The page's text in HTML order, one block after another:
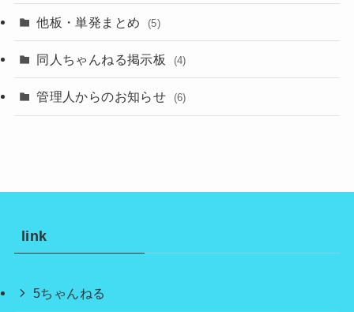
他板・単発まとめ (5)
同人ちゃんねる掲示板 (4)
管理人からのお知らせ (6)
link
5ちゃんねる